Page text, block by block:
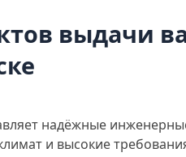
выдачи
надёжные
и высокие